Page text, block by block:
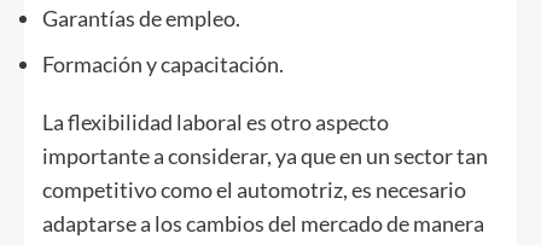
Garantías de empleo.
Formación y capacitación.
La flexibilidad laboral es otro aspecto
importante a considerar, ya que en un sector tan
competitivo como el automotriz, es necesario
adaptarse a los cambios del mercado de manera